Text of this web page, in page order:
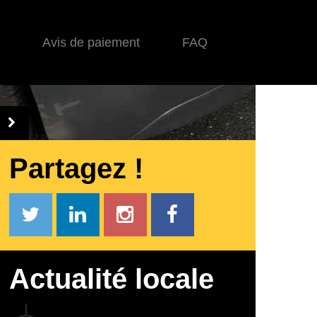
Avis de paiement FAQ
Partagez !
Actualité locale